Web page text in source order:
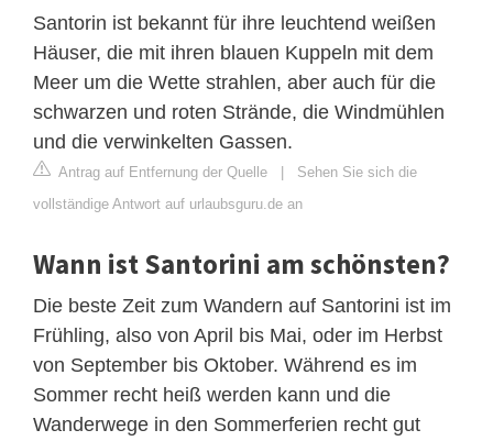
Santorin ist bekannt für ihre leuchtend weißen
Häuser, die mit ihren blauen Kuppeln mit dem
Meer um die Wette strahlen, aber auch für die
schwarzen und roten Strände, die Windmühlen
und die verwinkelten Gassen.
Antrag auf Entfernung der Quelle | Sehen Sie sich die
vollständige Antwort auf urlaubsguru.de an
Wann ist Santorini am schönsten?
Die beste Zeit zum Wandern auf Santorini ist im
Frühling, also von April bis Mai, oder im Herbst
von September bis Oktober. Während es im
Sommer recht heiß werden kann und die
Wanderwege in den Sommerferien recht gut